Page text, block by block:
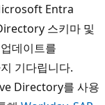
Entra
스키마 및
데이트를
기다립니다.
Directory를 사용